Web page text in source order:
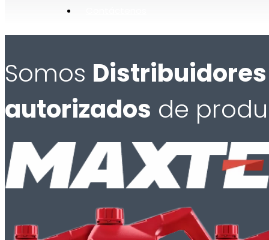
Somos Distribuidores
autorizados de